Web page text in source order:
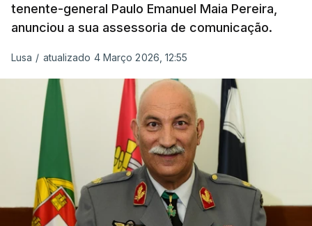
tenente-general Paulo Emanuel Maia Pereira,
anunciou a sua assessoria de comunicação.
Lusa / atualizado 4 Março 2026, 12:55